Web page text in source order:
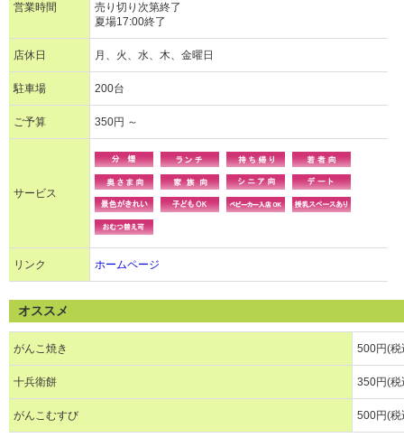
営業時間
売り切り次第終了
夏場17:00終了
店休日 月、火、水、木、金曜日
駐車場 200台
ご予算 350円 ～
サービス
リンク ホームページ
オススメ
がんこ焼き 500円(税
十兵衛餅 350円(税
がんこむすび 500円(税